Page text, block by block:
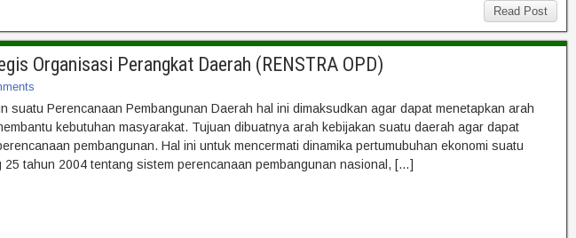
Read Post
Organisasi Perangkat Daerah (RENSTRA OPD)
suatu Perencanaan Pembangunan Daerah hal ini dimaksudkan agar dapat menetapkan arah
kebutuhan masyarakat. Tujuan dibuatnya arah kebijakan suatu daerah agar dapat
pembangunan. Hal ini untuk mencermati dinamika pertumubuhan ekonomi suatu
tahun 2004 tentang sistem perencanaan pembangunan nasional, […]